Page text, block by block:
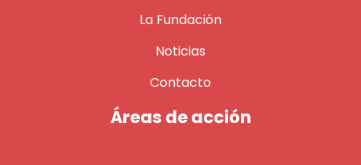
La Fundación
Noticias
Contacto
Áreas de acción